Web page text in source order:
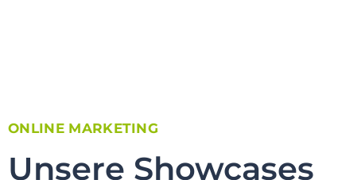
ONLINE MARKETING
Unsere Showcases